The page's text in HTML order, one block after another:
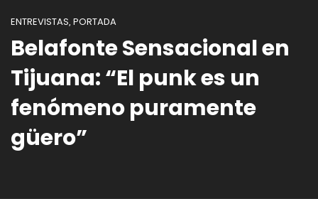
ENTREVISTAS, PORTADA
Belafonte Sensacional en
Tijuana: “El punk es un
fenómeno puramente
güero”